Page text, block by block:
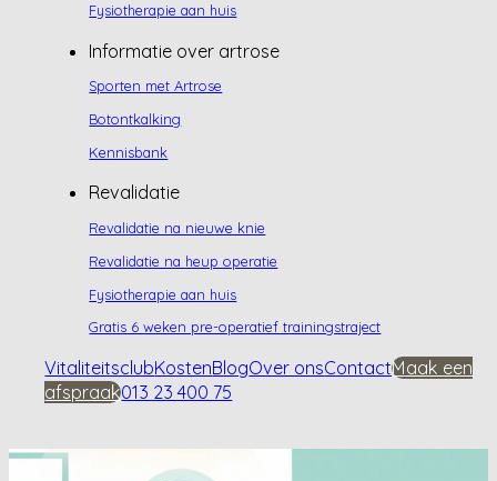
Fysiotherapie aan huis
Informatie over artrose
Sporten met Artrose
Botontkalking
Kennisbank
Revalidatie
Revalidatie na nieuwe knie
Revalidatie na heup operatie
Fysiotherapie aan huis
Gratis 6 weken pre-operatief trainingstraject
VitaliteitsclubKostenBlogOver onsContactMaak een
afspraak013 23 400 75